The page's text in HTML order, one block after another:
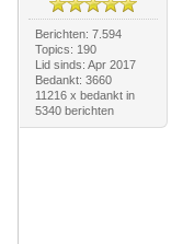
Berichten: 7.594
Topics: 190
Lid sinds: Apr 2017
Bedankt: 3660
11216 x bedankt in
5340 berichten